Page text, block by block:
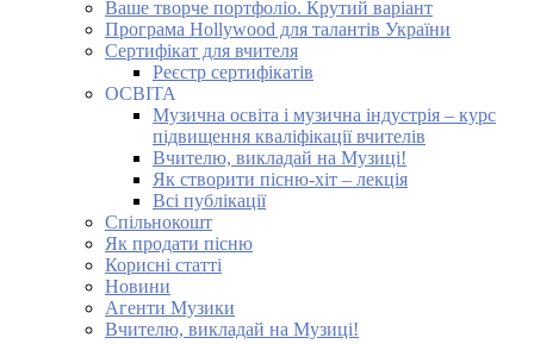
Ваше творче портфоліо. Крутий варіант
Програма Hollywood для талантів України
Сертифікат для вчителя
Реєстр сертифікатів
ОСВІТА
Музична освіта і музична індустрія – курс
підвищення кваліфікації вчителів
Вчителю, викладай на Музиці!
Як створити пісню-хіт – лекція
Всі публікації
Спільнокошт
Як продати пісню
Корисні статті
Новини
Агенти Музики
Вчителю, викладай на Музиці!